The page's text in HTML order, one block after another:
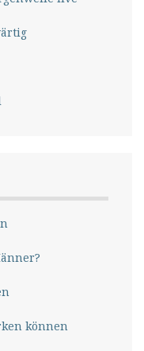
können